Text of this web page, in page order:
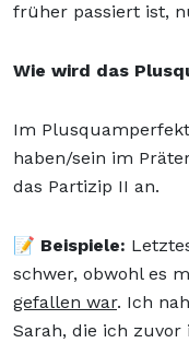
früher passiert ist,
Wie wird das
Im
haben/sein im
das Partizip II an.
📝 Beispiele:
schwer, obwohl es
gefallen war. Ich
Sarah, die ich zuvor